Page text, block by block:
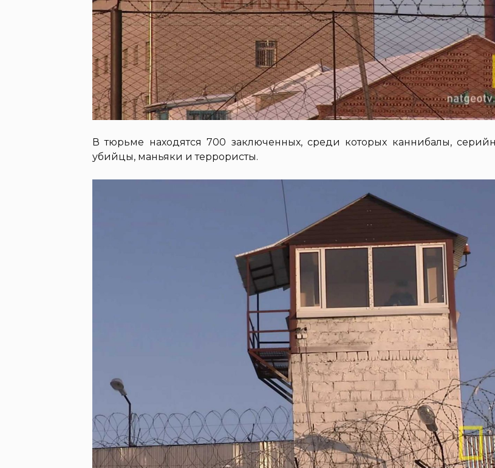
В тюрьме находятся 700 заключенных, среди которых каннибалы,
убийцы, маньяки и террористы.